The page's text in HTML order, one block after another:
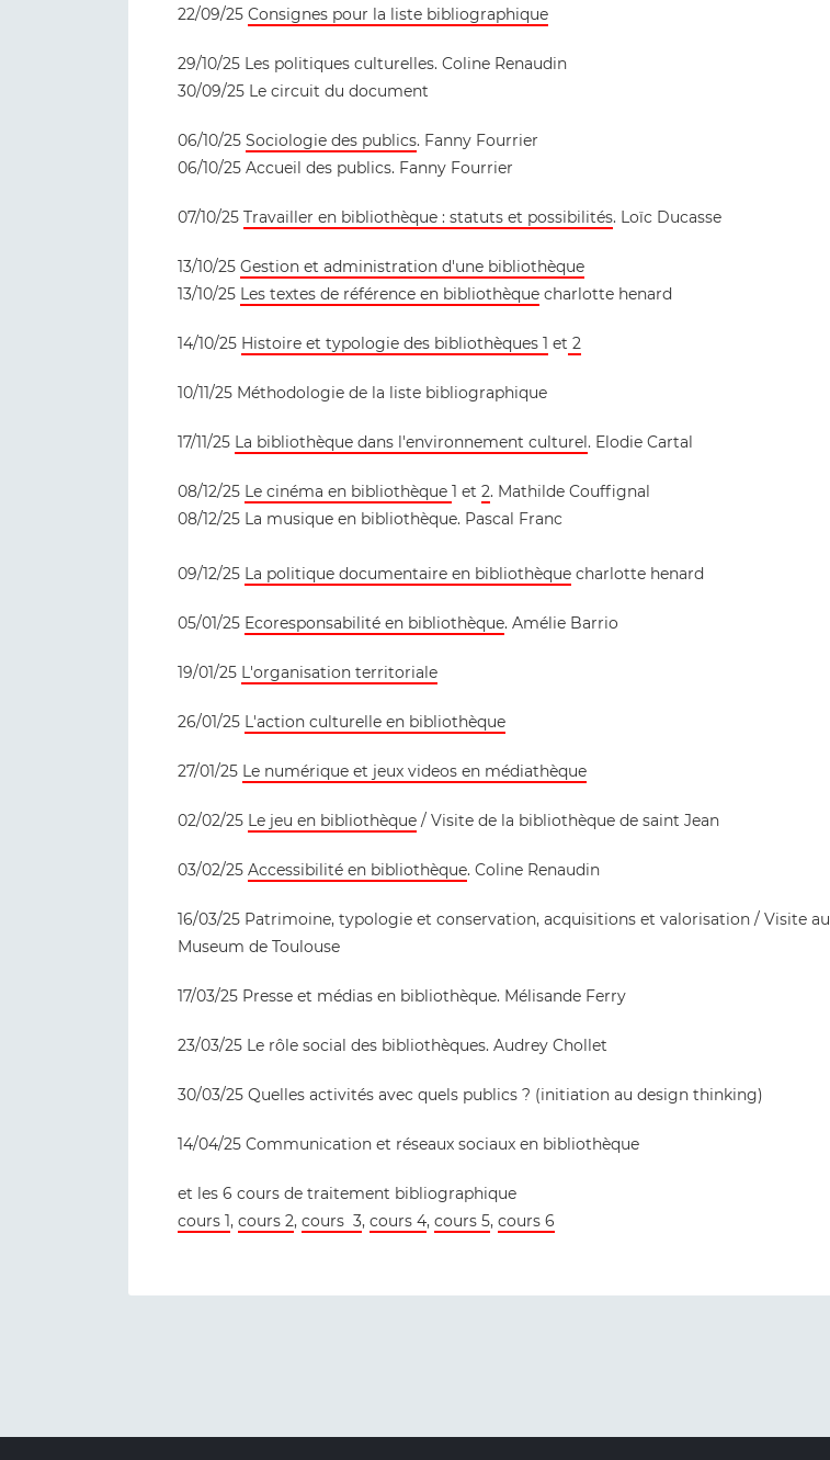
22/09/25 Consignes pour la liste bibliographique
29/10/25 Les politiques culturelles. Coline Renaudin
30/09/25 Le circuit du document
06/10/25 Sociologie des publics. Fanny Fourrier
06/10/25 Accueil des publics. Fanny Fourrier
07/10/25 Travailler en bibliothèque : statuts et possibilités. Loïc Ducasse
13/10/25 Gestion et administration d'une bibliothèque
13/10/25 Les textes de référence en bibliothèque charlotte henard
14/10/25 Histoire et typologie des bibliothèques 1 et 2
10/11/25 Méthodologie de la liste bibliographique
17/11/25 La bibliothèque dans l'environnement culturel. Elodie Cartal
08/12/25 Le cinéma en bibliothèque 1 et 2. Mathilde Couffignal
08/12/25 La musique en bibliothèque. Pascal Franc
09/12/25 La politique documentaire en bibliothèque charlotte henard
05/01/25 Ecoresponsabilité en bibliothèque. Amélie Barrio
19/01/25 L'organisation territoriale
26/01/25 L'action culturelle en bibliothèque
27/01/25 Le numérique et jeux videos en médiathèque
02/02/25 Le jeu en bibliothèque / Visite de la bibliothèque de saint Jean
03/02/25 Accessibilité en bibliothèque. Coline Renaudin
16/03/25 Patrimoine, typologie et conservation, acquisitions et valorisation / Visite au
Museum de Toulouse
17/03/25 Presse et médias en bibliothèque. Mélisande Ferry
23/03/25 Le rôle social des bibliothèques. Audrey Chollet
30/03/25 Quelles activités avec quels publics ? (initiation au design thinking)
14/04/25 Communication et réseaux sociaux en bibliothèque
et les 6 cours de traitement bibliographique
cours 1, cours 2, cours 3, cours 4, cours 5, cours 6